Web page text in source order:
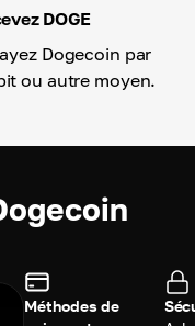
DOGE
Dogecoin par
ou autre moyen.
Méthodes de